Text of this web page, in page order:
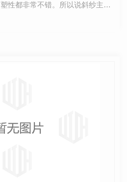
性都非常不错。所以说斜纱主要
，能够使得条边丰满、圆顺…